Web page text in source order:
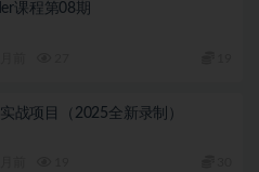
课程第08期
战项目（2025全新录制）